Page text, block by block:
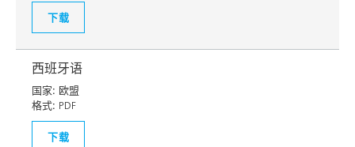
下载
西班牙语
国家: 欧盟
格式: PDF
下载